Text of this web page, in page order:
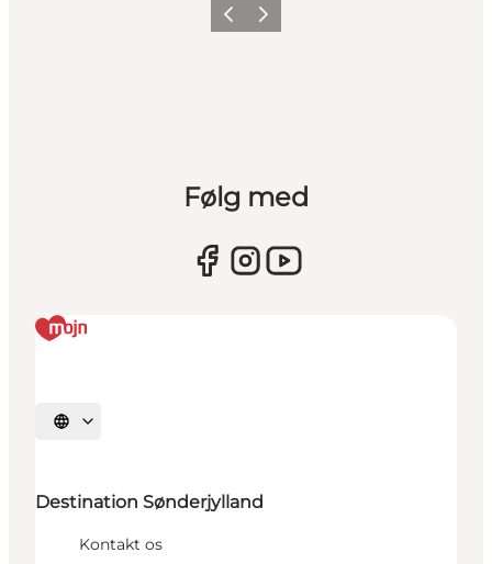
ForrigeNæste
Følg med
Vælg sprog
Destination Sønderjylland
Kontakt os